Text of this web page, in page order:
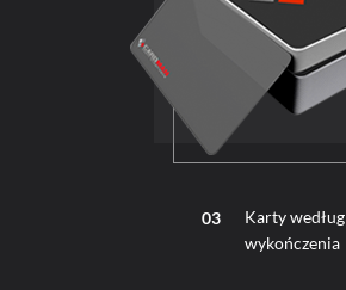
03
Karty według
wykończenia